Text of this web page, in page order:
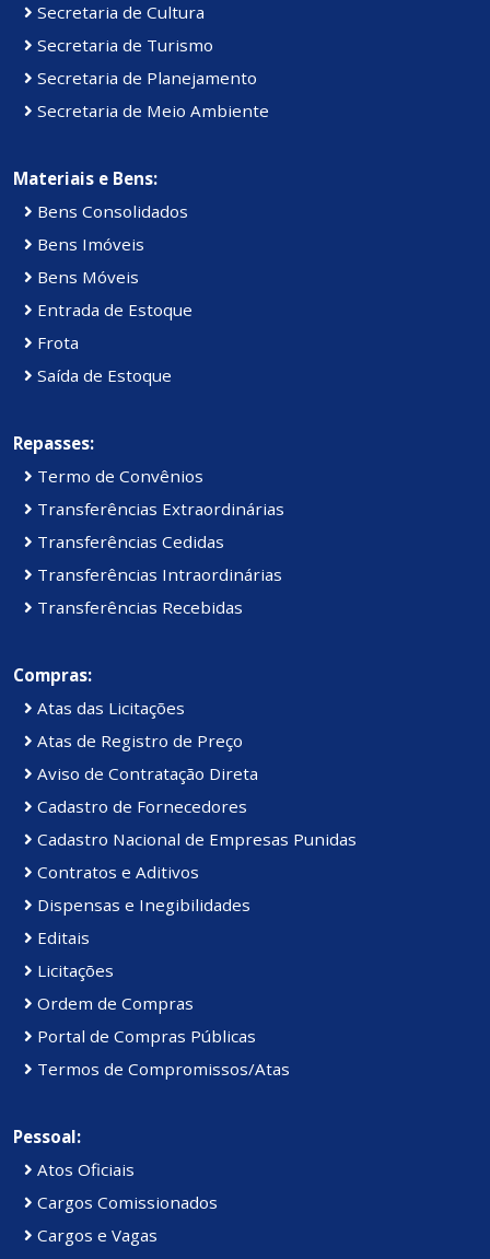
Secretaria de Cultura
Secretaria de Turismo
Secretaria de Planejamento
Secretaria de Meio Ambiente
Materiais e Bens:
Bens Consolidados
Bens Imóveis
Bens Móveis
Entrada de Estoque
Frota
Saída de Estoque
Repasses:
Termo de Convênios
Transferências Extraordinárias
Transferências Cedidas
Transferências Intraordinárias
Transferências Recebidas
Compras:
Atas das Licitações
Atas de Registro de Preço
Aviso de Contratação Direta
Cadastro de Fornecedores
Cadastro Nacional de Empresas Punidas
Contratos e Aditivos
Dispensas e Inegibilidades
Editais
Licitações
Ordem de Compras
Portal de Compras Públicas
Termos de Compromissos/Atas
Pessoal:
Atos Oficiais
Cargos Comissionados
Cargos e Vagas